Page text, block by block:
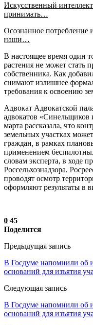
Искусственный
принимать…
Осознанное
наши…
В настоящее время один
растения не может стать
собственника. Как
снимают излишнее
требования к освоению
Адвокат Адвокатской
адвокатов «Синельщиков
марта рассказала, что
земельных участках
граждан, в рамках
применением
словам эксперта, в ходе
Россельхознадзора,
проводят осмотр
оформляют результаты в
0 45
Поделится
Предыдущая запись
В Госдуме напомнили об
оснований для изъятия
Следующая запись
В Госдуме напомнили об
оснований для изъятия